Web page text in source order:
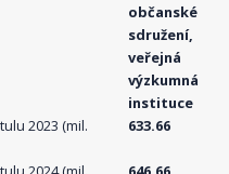
občanské
sdružení,
veřejná
výzkumná
instituce
2023 (mil.
633.66